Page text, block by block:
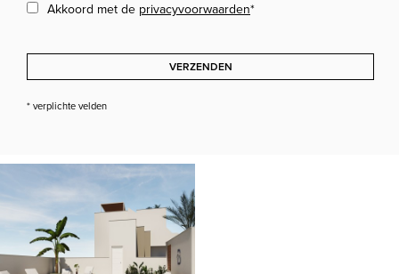
Akkoord met de privacyvoorwaarden*
VERZENDEN
* verplichte velden